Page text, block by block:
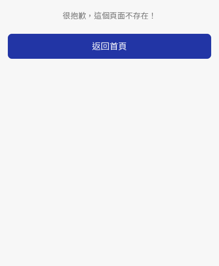
很抱歉，這個頁面不存在！
返回首頁